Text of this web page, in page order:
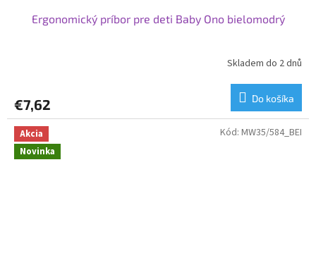
Ergonomický príbor pre deti Baby Ono bielomodrý
Skladem do 2 dnů
€7,62 Do košíka
Akcia
Novinka
Kód: MW35/584_BEI